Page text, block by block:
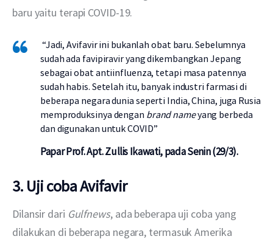
baru yaitu terapi COVID-19.
“Jadi, Avifavir ini bukanlah obat baru. Sebelumnya
sudah ada favipiravir yang dikembangkan Jepang
sebagai obat antiinfluenza, tetapi masa patennya
sudah habis. Setelah itu, banyak industri farmasi di
beberapa negara dunia seperti India, China, juga Rusia
memproduksinya dengan brand nameyang berbeda
dan digunakan untuk COVID”
Papar Prof. Apt. Zullis Ikawati, pada Senin (29/3).
3. Uji coba Avifavir
Dilansir dari Gulfnews, ada beberapa uji coba yang
dilakukan di beberapa negara, termasuk Amerika